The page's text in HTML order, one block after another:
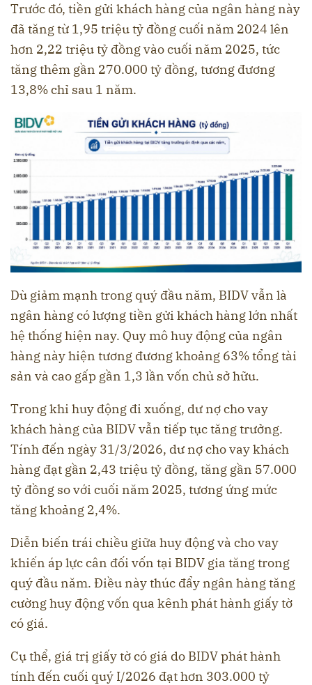
Trước đó, tiền gửi khách hàng của ngân hàng này
đã tăng từ 1,95 triệu tỷ đồng cuối năm 2024 lên
hơn 2,22 triệu tỷ đồng vào cuối năm 2025, tức
tăng thêm gần 270.000 tỷ đồng, tương đương
13,8% chỉ sau 1 năm.
Dù giảm mạnh trong quý đầu năm, BIDV vẫn là
ngân hàng có lượng tiền gửi khách hàng lớn nhất
hệ thống hiện nay. Quy mô huy động của ngân
hàng này hiện tương đương khoảng 63% tổng tài
sản và cao gấp gần 1,3 lần vốn chủ sở hữu.
Trong khi huy động đi xuống, dư nợ cho vay
khách hàng của BIDV vẫn tiếp tục tăng trưởng.
Tính đến ngày 31/3/2026, dư nợ cho vay khách
hàng đạt gần 2,43 triệu tỷ đồng, tăng gần 57.000
tỷ đồng so với cuối năm 2025, tương ứng mức
tăng khoảng 2,4%.
Diễn biến trái chiều giữa huy động và cho vay
khiến áp lực cân đối vốn tại BIDV gia tăng trong
quý đầu năm. Điều này thúc đẩy ngân hàng tăng
cường huy động vốn qua kênh phát hành giấy tờ
có giá.
Cụ thể, giá trị giấy tờ có giá do BIDV phát hành
tính đến cuối quý I/2026 đạt hơn 303.000 tỷ